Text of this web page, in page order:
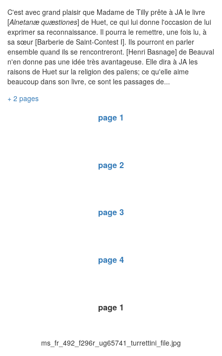
C'est avec grand plaisir que Madame de Tilly prête à JA le livre
[Alnetanæ quæstiones] de Huet, ce qui lui donne l'occasion de lui
exprimer sa reconnaissance. Il pourra le remettre, une fois lu, à
sa sœur [Barberie de Saint-Contest I]. Ils pourront en parler
ensemble quand ils se rencontreront. [Henri Basnage] de Beauval
n'en donne pas une idée très avantageuse. Elle dira à JA les
raisons de Huet sur la religion des païens; ce qu'elle aime
beaucoup dans son livre, ce sont les passages de...
+ 2 pages
page 1
page 2
page 3
page 4
page 1
ms_fr_492_f296r_ug65741_turrettini_file.jpg